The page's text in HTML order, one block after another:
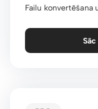
Failu konvertēšana